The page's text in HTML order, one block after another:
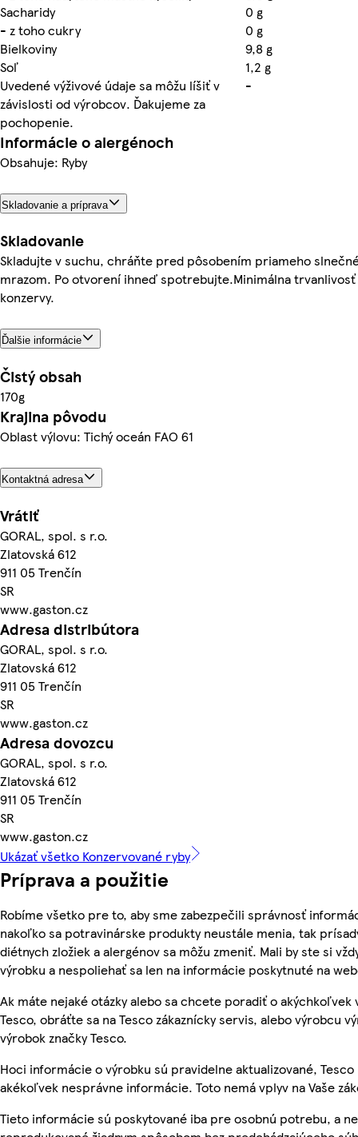
Sacharidy
0 g
- z toho cukry
0 g
Bielkoviny
9,8 g
Soľ
1,2 g
Uvedené výživové údaje sa môžu líšiť v
závislosti od výrobcov. Ďakujeme za
pochopenie.
-
Informácie o alergénoch
Obsahuje: Ryby
Skladovanie a príprava
Skladovanie
Skladujte v suchu, chráňte pred pôsobením priameho
mrazom. Po otvorení ihneď spotrebujte.Minimálna
konzervy.
Ďalšie informácie
Čistý obsah
170g
Krajina pôvodu
Oblast výlovu: Tichý oceán FAO 61
Kontaktná adresa
Vrátiť
GORAL, spol. s r.o.
Zlatovská 612
911 05 Trenčín
SR
www.gaston.cz
Adresa distribútora
GORAL, spol. s r.o.
Zlatovská 612
911 05 Trenčín
SR
www.gaston.cz
Adresa dovozcu
GORAL, spol. s r.o.
Zlatovská 612
911 05 Trenčín
SR
www.gaston.cz
Ukázať všetko Konzervované ryby
Príprava a použitie
Robíme všetko pre to, aby sme zabezpečili správnosť
nakoľko sa potravinárske produkty neustále menia, tak
diétnych zložiek a alergénov sa môžu zmeniť. Mali by ste si
výrobku a nespoliehať sa len na informácie poskytnuté na
Ak máte nejaké otázky alebo sa chcete poradiť o akýchkoľvek
Tesco, obráťte sa na Tesco zákaznícky servis, alebo výrobcu
výrobok značky Tesco.
Hoci informácie o výrobku sú pravidelne aktualizované,
akékoľvek nesprávne informácie. Toto nemá vplyv na Vaše
Tieto informácie sú poskytované iba pre osobnú potrebu, a